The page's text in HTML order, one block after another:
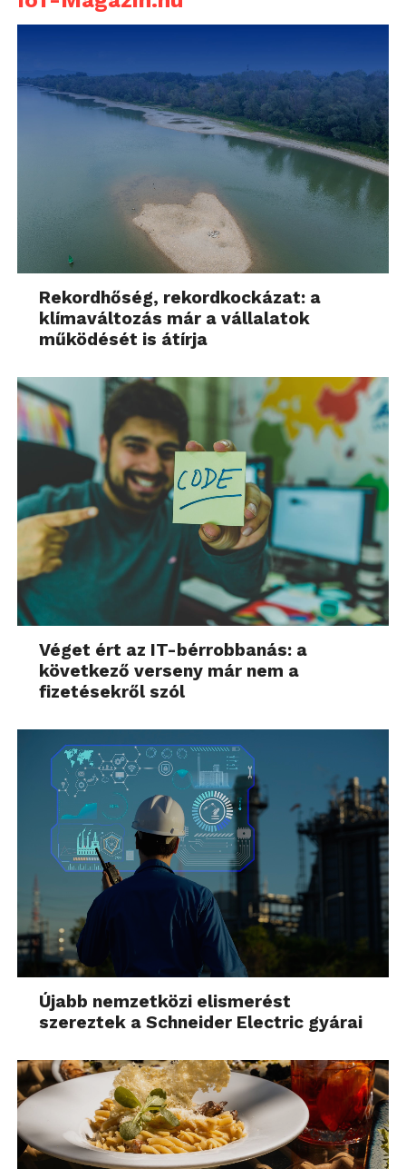
Rekordhőség, rekordkockázat: a
klímaváltozás már a vállalatok
működését is átírja
Véget ért az IT-bérrobbanás: a
következő verseny már nem a
fizetésekről szól
Újabb nemzetközi elismerést
szereztek a Schneider Electric gyárai